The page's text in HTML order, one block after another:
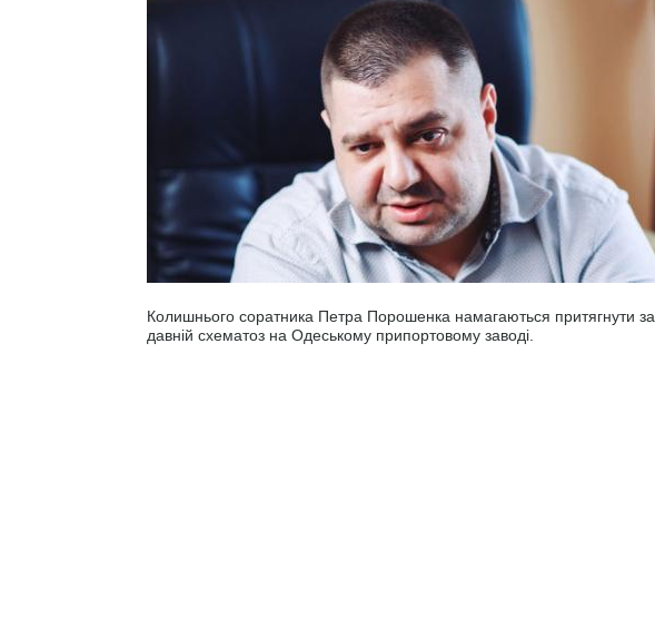
Колишнього соратника Петра Порошенка намагаються притягнути за
давній схематоз на Одеському припортовому заводі.